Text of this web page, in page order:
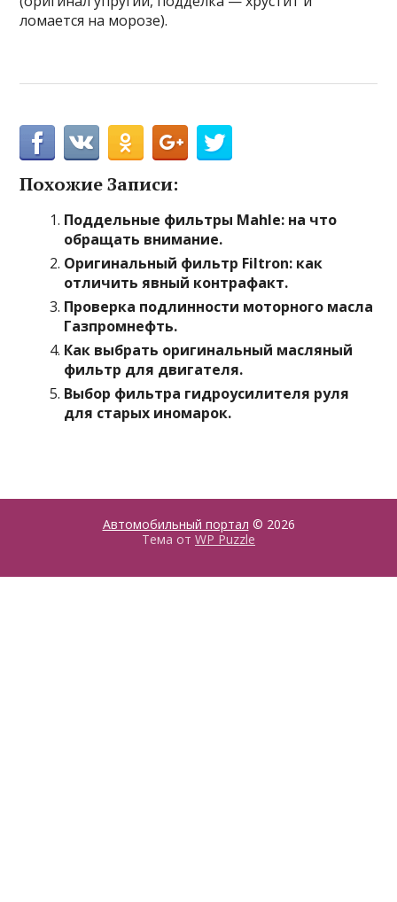
ломается на морозе).
Похожие Записи:
Поддельные фильтры Mahle: на что
обращать внимание.
Оригинальный фильтр Filtron: как
отличить явный контрафакт.
Проверка подлинности моторного масла
Газпромнефть.
Как выбрать оригинальный масляный
фильтр для двигателя.
Выбор фильтра гидроусилителя руля
для старых иномарок.
Автомобильный портал © 2026
Тема от WP Puzzle